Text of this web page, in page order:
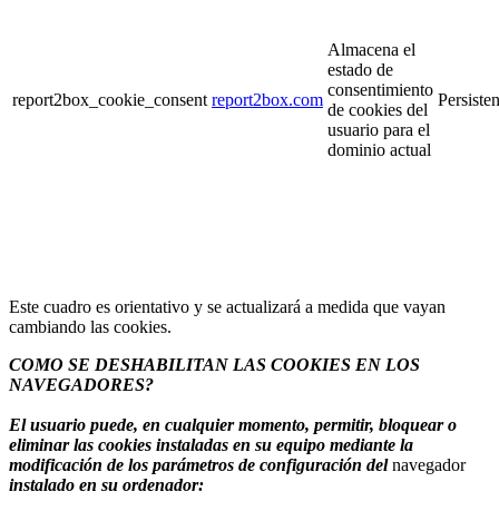
report2box_cookie_consent report2box.com
Almacena el
estado de
consentimiento
de cookies del
usuario para el
dominio actual
Este cuadro es orientativo y se actualizará a medida que vayan
cambiando las cookies.
COMO SE DESHABILITAN LAS COOKIES EN LOS
NAVEGADORES?
El usuario puede, en cualquier momento, permitir, bloquear o
eliminar las cookies instaladas en su equipo mediante la
modificación de los parámetros de configuración delnavegador
instalado en su ordenador: